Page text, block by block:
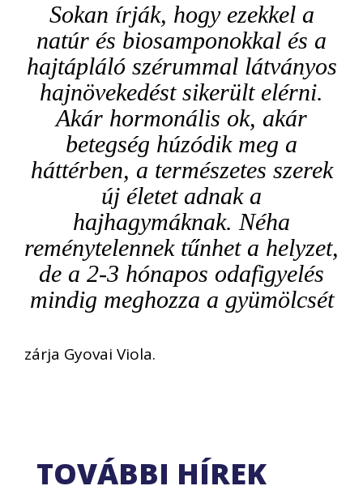
Sokan írják, hogy ezekkel a
natúr és biosamponokkal és a
hajtápláló szérummal látványos
hajnövekedést sikerült elérni.
Akár hormonális ok, akár
betegség húzódik meg a
háttérben, a természetes szerek
új életet adnak a
hajhagymáknak. Néha
reménytelennek tűnhet a helyzet,
de a 2-3 hónapos odafigyelés
mindig meghozza a gyümölcsét
zárja Gyovai Viola.
TOVÁBBI HÍREK